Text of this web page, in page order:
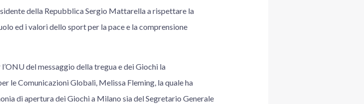
della Repubblica Sergio Mattarella a rispettare la
ed i valori dello sport per la pace e la comprensione
del messaggio della tregua e dei Giochi la
le Comunicazioni Globali, Melissa Fleming, la quale ha
di apertura dei Giochi a Milano sia del Segretario Generale